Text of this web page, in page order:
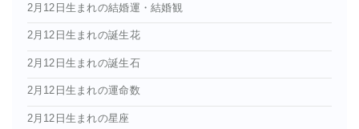
2月12日生まれの結婚運・結婚観
2月12日生まれの誕生花
2月12日生まれの誕生石
2月12日生まれの運命数
2月12日生まれの星座